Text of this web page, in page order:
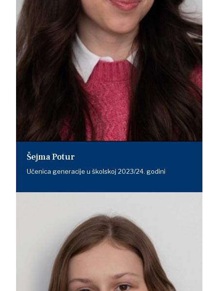
Šejma Potur
Učenica generacije u školskoj 2023/24. godini